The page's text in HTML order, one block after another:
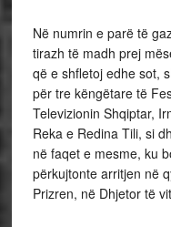
Në numrin e parë të
tirazh të madh prej
që e shfletoj edhe sot,
për tre këngëtare të
Televizionin Shqiptar,
Reka e Redina Tili, si
në faqet e mesme, ku
përkujtonte arritjen në
Prizren, në Dhjetor të